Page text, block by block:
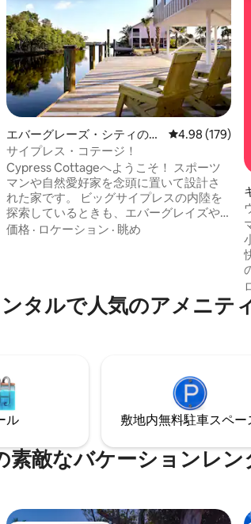
、5つ星中4.93つ星の平均評価
エバーグレーズ・シティのコ
テージ
レビュー179
4.98 (179)
サイプレス・コテージ！
Cypress Cottageへようこそ！ スポーツ
マンや自然愛好家を念頭に置いて設計さ
れた家です。 ビッグサイプレスの内陸を
探索しているときも、エバーグレイズや
テン・サウザンド・アイランズを航海し
ックのトレーラー用のスペースがある（4
台分の）駐車場があります。 私たちのド
価格 · ロケーション · 眺め
タルで人気のアメニテ
ル 敷地内無料駐⁠車ス⁠ペ⁠ー⁠
敵なバケーションレン